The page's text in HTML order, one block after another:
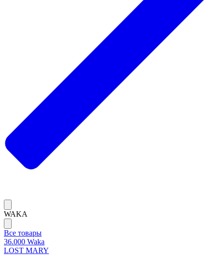
WAKA
Все товары
36.000 Waka
LOST MARY